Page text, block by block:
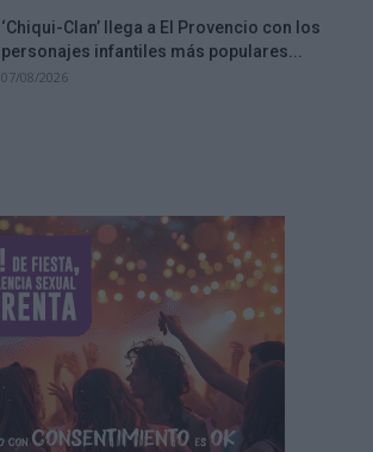
‘Chiqui-Clan’ llega a El Provencio con los
personajes infantiles más populares...
07/08/2026